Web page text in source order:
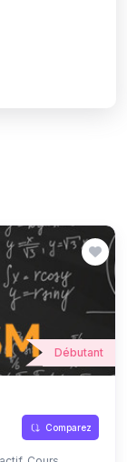
Débutant
Comparez